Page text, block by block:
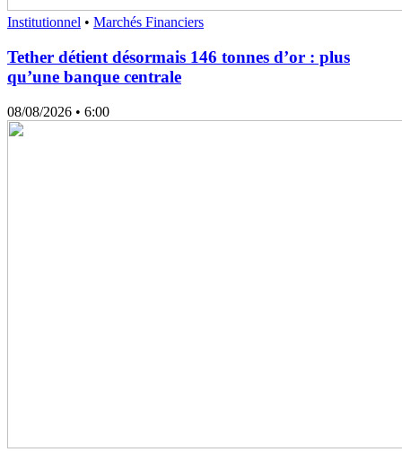
Institutionnel • Marchés Financiers
Tether détient désormais 146 tonnes d’or : plus
qu’une banque centrale
08/08/2026 • 6:00